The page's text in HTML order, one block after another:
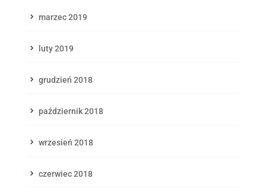
marzec 2019
luty 2019
grudzień 2018
październik 2018
wrzesień 2018
czerwiec 2018